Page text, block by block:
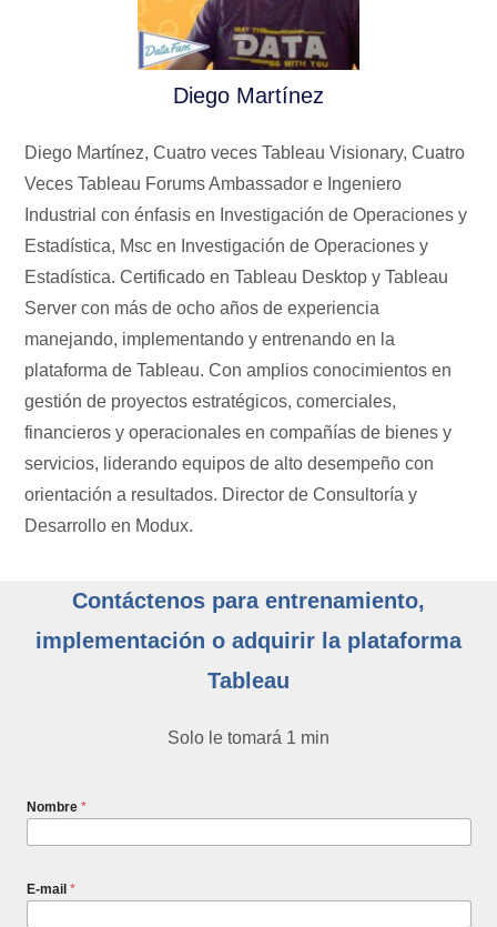
Diego Martínez
Diego Martínez, Cuatro veces Tableau Visionary, Cuatro
Veces Tableau Forums Ambassador e Ingeniero
Industrial con énfasis en Investigación de Operaciones y
Estadística, Msc en Investigación de Operaciones y
Estadística. Certificado en Tableau Desktop y Tableau
Server con más de ocho años de experiencia
manejando, implementando y entrenando en la
plataforma de Tableau. Con amplios conocimientos en
gestión de proyectos estratégicos, comerciales,
financieros y operacionales en compañías de bienes y
servicios, liderando equipos de alto desempeño con
orientación a resultados. Director de Consultoría y
Desarrollo en Modux.
Contáctenos para entrenamiento,
implementación o adquirir la plataforma
Tableau
Solo le tomará 1 min
Nombre *
E-mail *